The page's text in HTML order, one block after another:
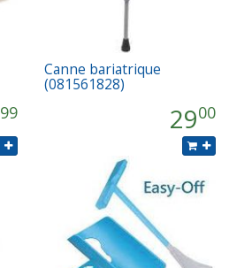
99
Canne bariatrique
(081561828)
2900